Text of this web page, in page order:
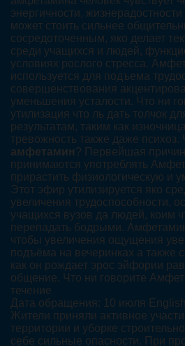
энергичности,
может стоить сильнее
сосредоточенным, яко делает
среди учащихся и людей,
условиях рослого стресса.
используется для подъема
совершенствования
уменьшения усталости. Что ни
утилизация что ль дать толчок
результатам, таким как
тревожность также даже психоз.
амфетамин? Первейшая
принимаются употреблять
прирастить физиологическую и
Этот эфир утилизируется яко
увеличения трудоспособности,
учащихся вузов да людей, коим
перепадать бодрыми.
чтобы увеличения ощущения
подъёма на вечеринках а также
как он рождает эрос эйфории
общение. Что ни говорите
течение
Дата обращения: 10 июля
Жители приняли активное
территории и уборке
себе сильные опасности. При